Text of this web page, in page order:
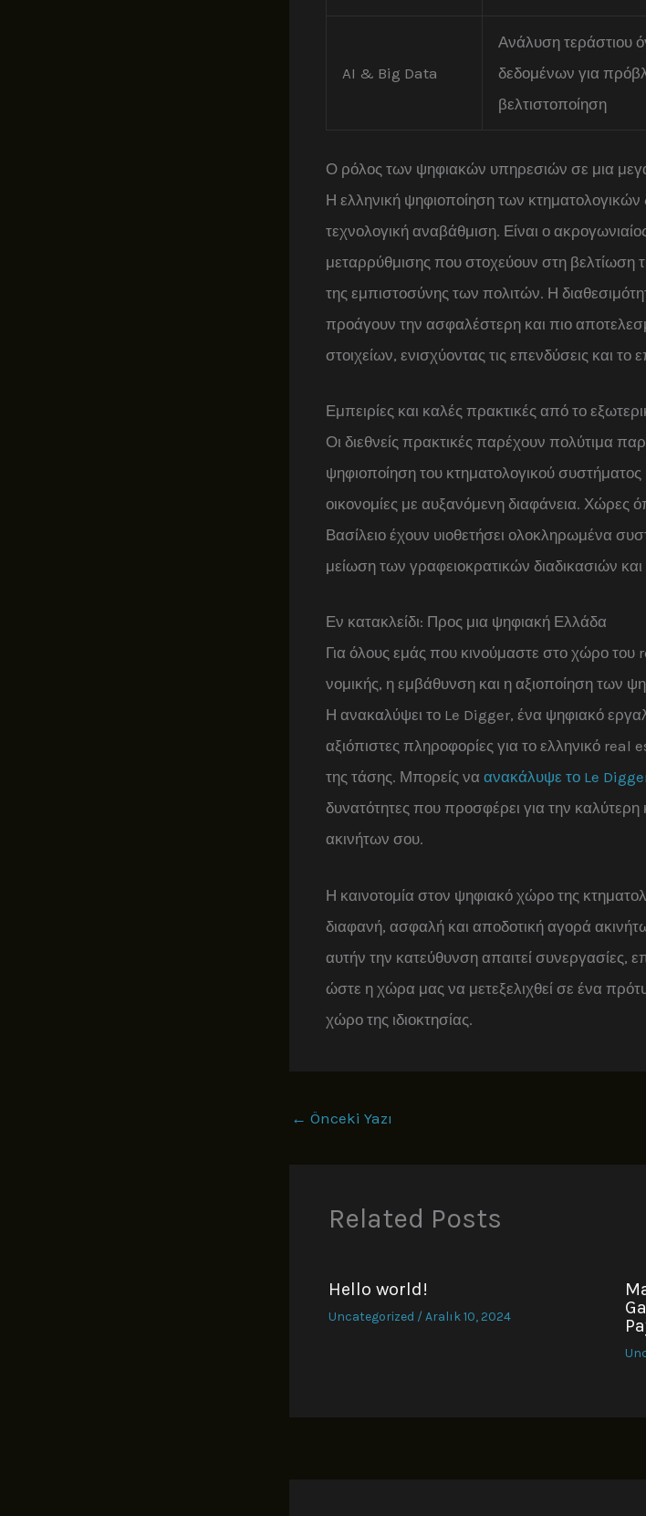
AI & Big Data
Ανάλυση τεράστιου
δεδομένων για
βελτιστοποίηση
Ο ρόλος των ψηφιακών υπηρεσιών σε μια
Η ελληνική ψηφιοποίηση των
τεχνολογική αναβάθμιση. Είναι ο
μεταρρύθμισης που στοχεύουν στη βελτίωση
της εμπιστοσύνης των πολιτών. Η
προάγουν την ασφαλέστερη και πιο
στοιχείων, ενισχύοντας τις επενδύσεις και το
Εμπειρίες και καλές πρακτικές από το
Οι διεθνείς πρακτικές παρέχουν πολύτιμα
ψηφιοποίηση του κτηματολογικού
οικονομίες με αυξανόμενη διαφάνεια. Χώρες
Βασίλειο έχουν υιοθετήσει ολοκληρωμένα
μείωση των γραφειοκρατικών διαδικασιών
Εν κατακλείδι: Προς μια ψηφιακή Ελλάδα
Για όλους εμάς που κινούμαστε στο χώρο του
νομικής, η εμβάθυνση και η αξιοποίηση των
Η ανακαλύψει το Le Digger, ένα ψηφιακό
αξιόπιστες πληροφορίες για το ελληνικό real
της τάσης. Μπορείς να ανακάλυψε το Le
δυνατότητες που προσφέρει για την καλύτερη
ακινήτων σου.
Η καινοτομία στον ψηφιακό χώρο της
διαφανή, ασφαλή και αποδοτική αγορά
αυτήν την κατεύθυνση απαιτεί συνεργασίες,
ώστε η χώρα μας να μετεξελιχθεί σε ένα
χώρο της ιδιοκτησίας.
← Önceki Yazı
Related Posts
Hello world!
Uncategorized /Aralık 10, 2024